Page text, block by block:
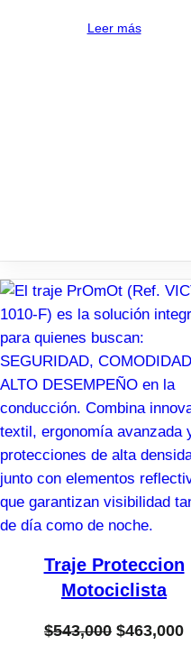
Leer más
Traje Proteccion
Motociclista
$543,000 El
$463,000El